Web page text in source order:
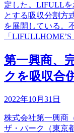
定した。LIFULL
とする吸収分割方
を展開している。
「
第一興商、
クを吸収合
2022年10月31日
株式会社第一興商
ザ・パーク（東京